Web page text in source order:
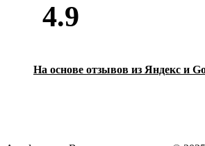
4.9
На основе отзывов из Яндекс и